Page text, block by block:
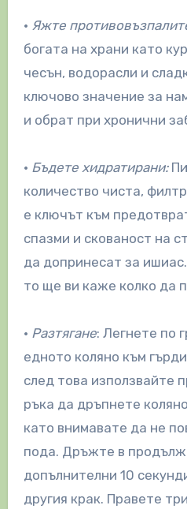
• Яжте
богата на храни като
чесън, водорасли и
ключово значение за
и обрат при хронични
• Бъдете хидратирани:
количество чиста,
е ключът към
спазми и скованост на
да допринесат за
то ще ви каже колко да
• Разтягане: Легнете по
едното коляно към
след това използвайте
ръка да дръпнете
като внимавате да не
пода. Дръжте в
допълнителни 10
другия крак. Правете